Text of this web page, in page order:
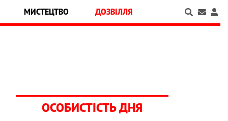
МИСТЕЦТВО ДОЗВІЛЛЯ
ОСОБИСТІСТЬ ДНЯ